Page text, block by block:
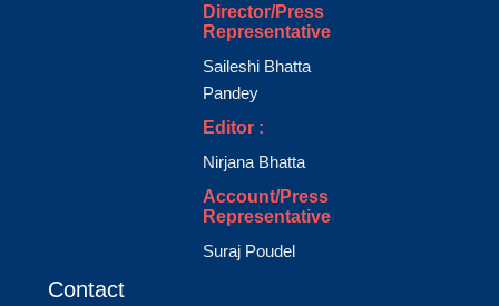
Director/Press
Representative
Saileshi Bhatta
Pandey
Editor :
Nirjana Bhatta
Account/Press
Representative
Suraj Poudel
Contact